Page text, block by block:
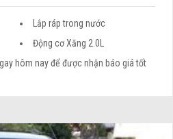
Lắp ráp trong nước
Động cơ Xăng 2.0L
hôm nay để được nhận báo giá tốt